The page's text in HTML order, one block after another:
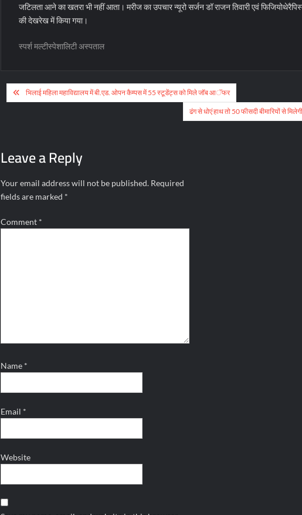
जटिलता आने का खतरा भी नहीं आता। मरीज का उपचार न्यूरो सर्जन डॉ राजन तिवारी एवं
की देखरेख में किया गया।
स्पर्श मल्टीस्पेशालिटी अस्पताल
Post
navigation
भिलाई महिला महाविद्यालय में बी.एड. ओपन कैम्पस में 55 स्टूडेंट्स को मिले जॉब आॅफर
ढंग से धोएं हाथ तो 50 फीसदी बीमारियों से
Leave a Reply
Your email address will not be published. Required
fields are marked *
Comment *
Name *
Email *
Website